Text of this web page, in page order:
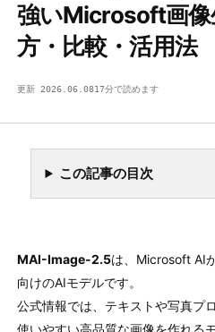
強いMicrosoft画像
方・比較・活用法
更新 2026.06.0817分で読めます
DS
この記事の目次
MAI-Image-2.5は、Microsoft AI
向けのAIモデルです。
公式情報では、テキストや写真プ
使いやすい高品質な画像を作れる